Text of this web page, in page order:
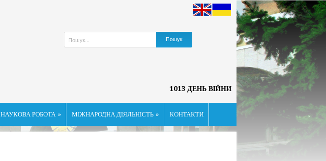
1013 ДЕНЬ ВІЙНИ
НАУКОВА РОБОТА » МІЖНАРОДНА ДІЯЛЬНІСТЬ » КОНТАКТИ